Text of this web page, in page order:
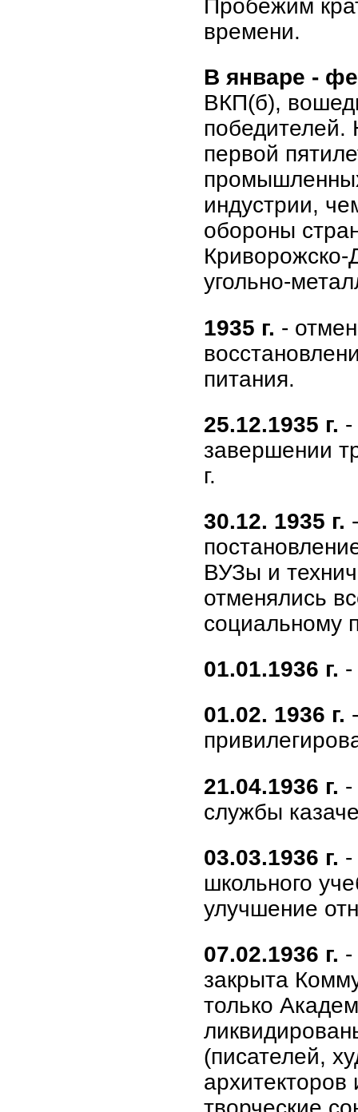
Пробежим
времени.
В январе -
ВКП(б),
победителей.
первой
индустрии,
обороны
Криворожско-
угольно-
1935 г. -
питания.
25.12.1935 г.
завершении
г.
30.12. 1935 г.
ВУЗы и
отменялись
социальному
01.01.1936 г. -
01.02. 1936 г.
21.04.1936 г. -
службы
03.03.1936 г. -
школьного
улучшение
07.02.1936 г. -
закрыта
только
(писателей,